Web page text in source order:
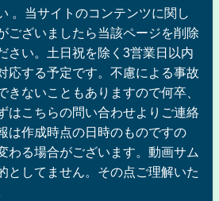
。当サイトのコンテンツに関し
ございましたら当該ページを削除
さい。土日祝を除く3営業日以内
応する予定です。不慮による事故
きないこともありますので何卒、
はこちらの問い合わせよりご連絡
は作成時点の日時のものですの
わる場合がございます。動画サム
としてません。その点ご理解いた